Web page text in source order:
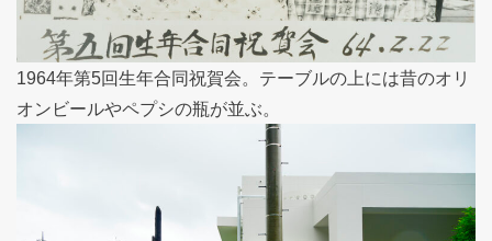
1964年第5回生年合同祝賀会。テーブルの上には昔のオリ
オンビールやペプシの瓶が並ぶ。